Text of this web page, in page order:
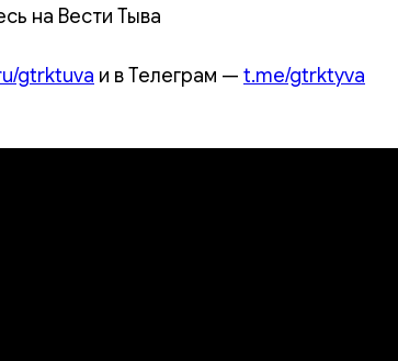
на Вести Тыва
gtrktuva и в Телеграм — t.me/gtrktyva